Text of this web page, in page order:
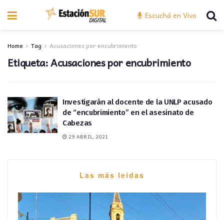
Escuchá en Vivo
Home Tag Acusaciones por encubrimiento
Etiqueta:Acusaciones por encubrimiento
Investigarán al docente de la UNLP acusado
de “encubrimiento” en el asesinato de
Cabezas
29 ABRIL, 2021
Las más leídas